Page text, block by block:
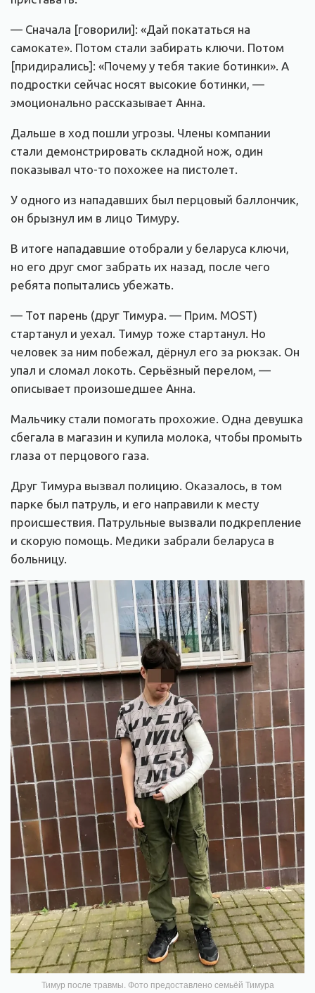
— Сначала [говорили]: «Дай покататься на
самокате». Потом стали забирать ключи. Потом
[придирались]: «Почему у тебя такие ботинки». А
подростки сейчас носят высокие ботинки, —
эмоционально рассказывает Анна.
Дальше в ход пошли угрозы. Члены компании
стали демонстрировать складной нож, один
показывал что-то похожее на пистолет.
У одного из нападавших был перцовый баллончик,
он брызнул им в лицо Тимуру.
В итоге нападавшие отобрали у беларуса ключи,
но его друг смог забрать их назад, после чего
ребята попытались убежать.
— Тот парень (друг Тимура. — Прим. MOST)
стартанул и уехал. Тимур тоже стартанул. Но
человек за ним побежал, дёрнул его за рюкзак. Он
упал и сломал локоть. Серьёзный перелом, —
описывает произошедшее Анна.
Мальчику стали помогать прохожие. Одна девушка
сбегала в магазин и купила молока, чтобы промыть
глаза от перцового газа.
Друг Тимура вызвал полицию. Оказалось, в том
парке был патруль, и его направили к месту
происшествия. Патрульные вызвали подкрепление
и скорую помощь. Медики забрали беларуса в
больницу.
Тимур после травмы. Фото предоставлено семьёй Тимура